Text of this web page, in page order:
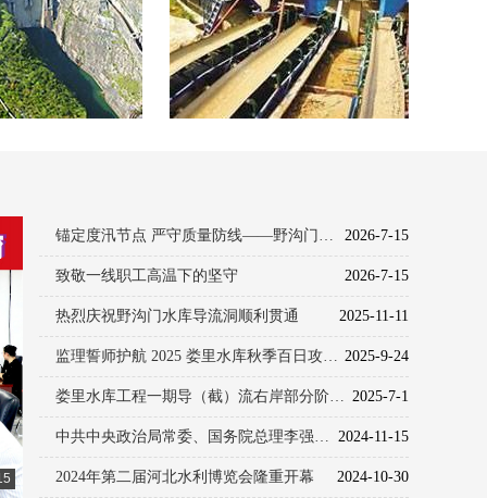
2026-7-15
锚定度汛节点 严守质量防线——野沟门水库监理机构圆满完成导（截）流阶段验收任务
2026-7-15
致敬一线职工高温下的坚守
2025-11-11
热烈庆祝野沟门水库导流洞顺利贯通
2025-9-24
监理誓师护航 2025 娄里水库秋季百日攻坚大会召开 —— 工程建设秋季百日攻坚行动推进大会专题简报
2025-7-1
娄里水库工程一期导（截）流右岸部分阶段验收顺利通过 —— 我司全力护航工程建设
2024-11-15
中共中央政治局常委、国务院总理李强在河北项管承监项目涿州市小清河分洪区南围堤建设
2024-10-30
2024年第二届河北水利博览会隆重开幕